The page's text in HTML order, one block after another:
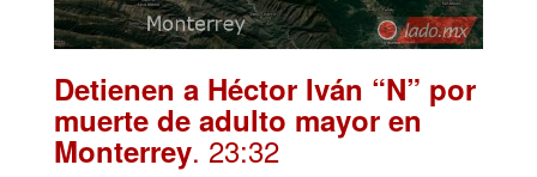
Detienen a Héctor Iván “N” por
muerte de adulto mayor en
Monterrey. 23:32